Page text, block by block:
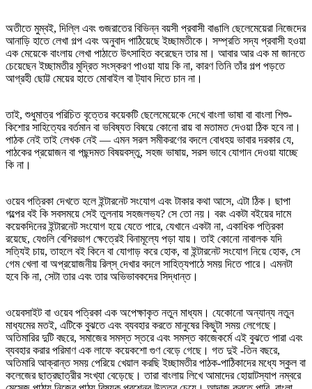
অতীতে মুম্বই, দিল্লি এবং গুজরাতের বিভিন্ন বয়সী প্রবাসী বাঙালি ছেলেমেয়েরা নিজেদের
আনাড়ি হাতে লেখা গল্প এবং অনুবাদ পাঠিয়েছে ইচ্ছামতীকে। সম্প্রতি সদ্য প্রবাসী হওয়া
এক মেয়েকে বাংলায় লেখা পাঠাতে উৎসাহিত করেছেন তার মা। আবার আর এক মা জানতে
চেয়েছেন ইচ্ছামতীর মুদ্রিত সংস্করণ পাওয়া যায় কি না, কারণ তিনি তাঁর গল্প পড়তে
আগ্রহী ছোট্ট মেয়ের হাতে মোবাইল বা ট্যাব দিতে চান না।
তাই, শুধুমাত্র পরিচিত বৃত্তের কয়েকটি ছেলেমেয়েকে দেখে বাংলা ভাষা বা বাংলা শিশু-
কিশোর সাহিত্যের বর্তমান বা ভবিষ্যত বিষয়ে কোনো রায় বা মতামত দেওয়া ঠিক হবে না।
পাঠক নেই তাই লেখক নেই — এমন সরল সমীকরণের বদলে বোধহয় ভাবার দরকার যে,
পাঠকের প্রয়োজন বা পছন্দমত বিষয়বস্তু, সহজ ভাষায়, সরস ভাবে যোগান দেওয়া যাচ্ছে
কি না।
ওয়েব পত্রিকা দেখতে হলে ইন্টারনেট সংযোগ এবং টাকার কথা আসে, এটা ঠিক। ছাপা
গল্পের বই কি সবসময়ে সেই তুলনায় সহজলভ্য? সে তো নয়। বরং একটা বইয়ের দামে
কয়েকদিনের ইন্টারনেট সংযোগ হয়ে যেতে পারে, যেখানে একটা না, একাধিক পত্রিকা
রয়েছে, যেগুলি বেশিরভাগ ক্ষেত্রেই বিনামূল্যে পড়া যায়। তাই কোনো নাবালক যদি
সত্যিই চায়, তাহলে বই কিনে বা যোগাড় করে হোক, বা ইন্টারনেট সংযোগ নিয়ে হোক, সে
গেম খেলা বা অপ্রয়োজনীয় রিল্‌স্‌ দেখার বদলে সাহিত্যপাঠে সময় দিতে পারে। এমনটা
হবে কি না, সেটা তার এবং তার অভিভাবকদের সিদ্ধান্ত।
ওয়েবসাইট বা ওয়েব পত্রিকা এক অপেক্ষাকৃত নতুন মাধ্যম। যেকোনো অন্যান্য নতুন
মাধ্যমের মতই, এটিকে বুঝতে এবং ব্যবহার করতে মানুষের কিছুটা সময় লেগেছে।
অতিমারির দুটি বছরে, সমাজের সমস্ত স্তরে এবং সমস্ত কাজেকর্মে এই বুঝতে পারা এবং
ব্যবহার করার পরিমাণ এক লাফে কয়েকশো গুণ বেড়ে গেছে। গত দুই -তিন বছরে,
অতিমারি আক্রান্ত সময় পেরিয়ে খেয়াল করছি ইচ্ছামতীর পাঠক-পাঠিকাদের মধ্যে স্কুল বা
কলেজের ছাত্রছাত্রীর সংখ্যা বেড়েছে। তারা বাংলায় লিখে আমাদের হোয়াটস্যাপ নম্বরে